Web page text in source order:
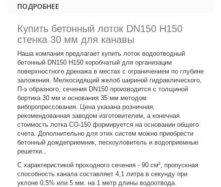
ПОДРОБНЕЕ
Купить бетонный лоток DN150 H150
стенка 30 мм для канавы
Наша компания предлагает купить лоток водоотводный
бетонный DN150 H150 коробчатый для организации
поверхностного дренажа в местах с ограничением по глубине
заложения. Мелкосидящий желоб шириной гидравлического,
П-э образного, сечения DN150 производится с толщиной
бортика 30 мм и основания 35 мм методом
вибпропрессования. Цена указана розничная,
рекомендованная заводом изготовителем, а конечная
стоимость лотка СО-150 формируется на основании общего
счета. Дополнительно для этих систем можно приобрести
бетонный дождеприемник, пескоуловитель и водоприемные
решетки..
С характеристикой проходного сечения - 90 см², пропускная
способность канала составляет 4,1 литра в секунду при
уклоне 0,5% или 5 мм. на 1 метр длины водоотвода.